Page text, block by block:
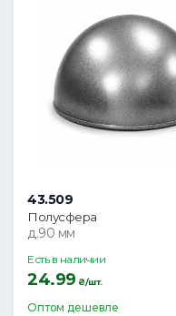
43.509
Полусфера
д.90 мм
Есть в наличии
24.99 ₴/шт.
Оптом дешевле